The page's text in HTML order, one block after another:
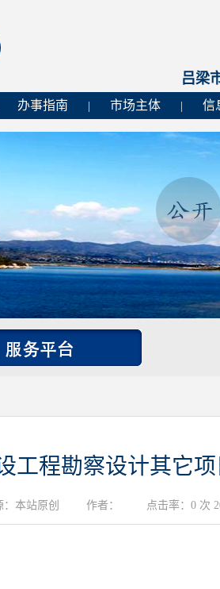
吕梁
办事指南 市场主体 信
工程勘察设计其它项
：本站原创 作者： 点击率：0 次